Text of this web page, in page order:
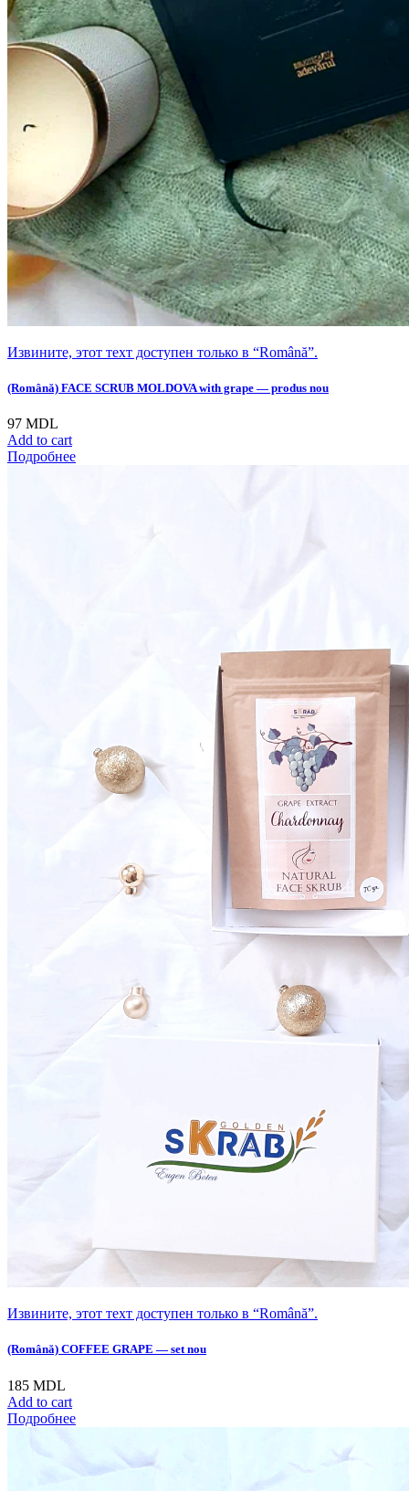
Извините, этот техт доступен только в “Română”.
(Română) FACE SCRUB MOLDOVA with grape — produs nou
97 MDL
Add to cart
Подробнее
Извините, этот техт доступен только в “Română”.
(Română) COFFEE GRAPE — set nou
185 MDL
Add to cart
Подробнее